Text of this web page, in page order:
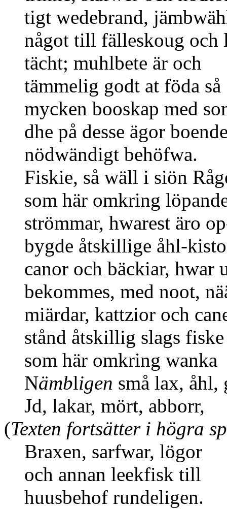
tigt wedebrand,
något till fälleskoug och
tächt; muhlbete är och
tämmelig godt at föda så
mycken booskap med
dhe på desse ägor
nödwändigt behöfwa.
Fiskie, så wäll i siön
som här omkring
strömmar, hwarest äro
bygde åtskillige åhl-
canor och bäckiar, hwar
bekommes, med noot,
miärdar, kattzior och
stånd åtskillig slags fiske
som här omkring wanka
Nämbligen små lax, åhl,
Jd, lakar, mört, abborr,
(Texten fortsätter i högra
Braxen, sarfwar, lögor
och annan leekfisk till
huusbehof rundeligen.